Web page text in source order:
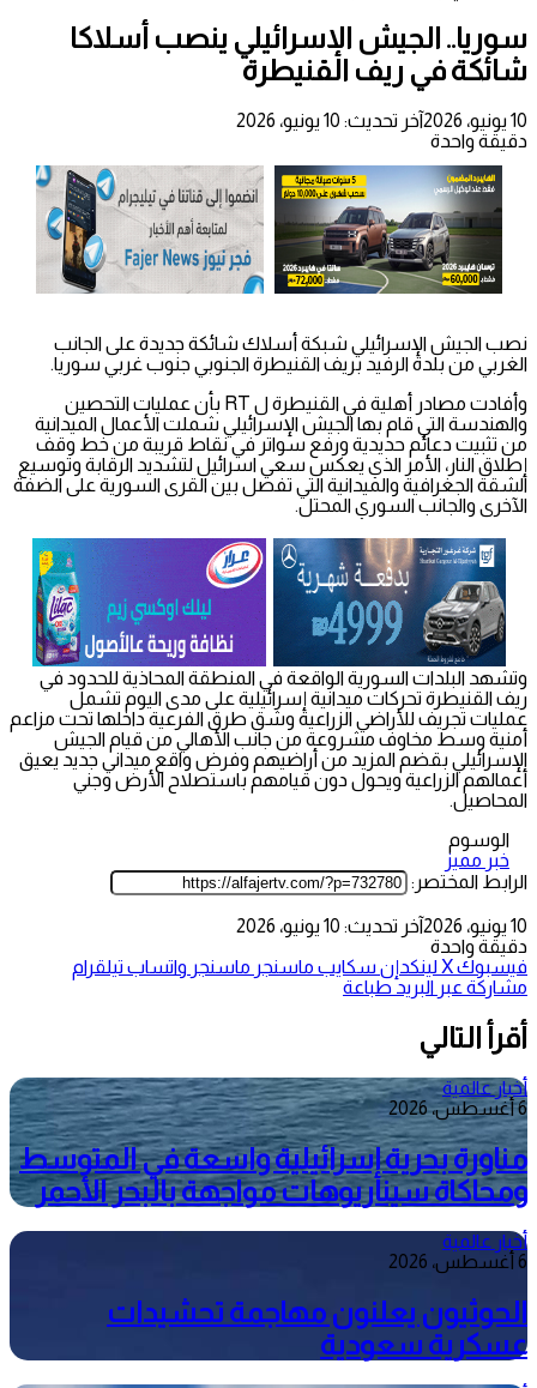
سوريا.. الجيش الإسرائيلي ينصب أسلاكا
شائكة في ريف القنيطرة
10 يونيو، 2026
آخر تحديث: 10 يونيو، 2026
دقيقة واحدة
نصب الجيش الإسرائيلي شبكة أسلاك شائكة جديدة على الجانب
الغربي من بلدة الرفيد بريف القنيطرة الجنوبي جنوب غربي سوريا.
وأفادت مصادر أهلية في القنيطرة ل RT بأن عمليات التحصين
والهندسة التي قام بها الجيش الإسرائيلي شملت الأعمال الميدانية
من تثبيت دعائم حديدية ورفع سواتر في نقاط قريبة من خط وقف
إطلاق النار، الأمر الذي يعكس سعي اسرائيل لتشديد الرقابة وتوسيع
الشقة الجغرافية والميدانية التي تفصل بين القرى السورية على الضفة
الآخرى والجانب السوري المحتل.
وتشهد البلدات السورية الواقعة في المنطقة المحاذية للحدود في
ريف القنيطرة تحركات ميدانية إسرائيلية على مدى اليوم تشمل
عمليات تجريف للأراضي الزراعية وشق طرق الفرعية داخلها تحت مزاعم
أمنية وسط مخاوف مشروعة من جانب الأهالي من قيام الجيش
الإسرائيلي بقضم المزيد من أراضيهم وفرض واقع ميداني جديد يعيق
أعمالهم الزراعية ويحول دون قيامهم باستصلاح الأرض وجني
المحاصيل.
الوسوم
خبر مميز
الرابط المختصر:
10 يونيو، 2026
آخر تحديث: 10 يونيو، 2026
دقيقة واحدة
فيسبوك‫Xلينكدإن سكايب ماسنجر ماسنجر واتساب تيلقرام
مشاركة عبر البريد طباعة
أقرأ التالي
أخبار عالمية
6 أغسطس، 2026
مناورة بحرية إسرائيلية واسعة في المتوسط
ومحاكاة سيناريوهات مواجهة بالبحر الأحمر
أخبار عالمية
6 أغسطس، 2026
الحوثيون يعلنون مهاجمة تحشيدات
عسكرية سعودية